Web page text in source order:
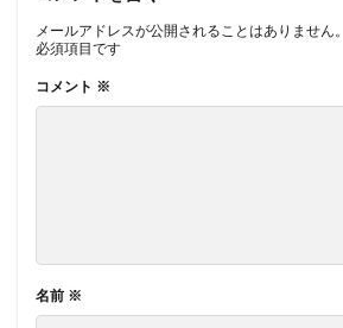
メールアドレスが公開されることはありません。
必須項目です
コメント ※
名前 ※